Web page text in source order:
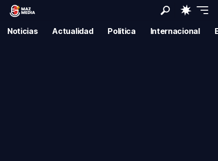
Noticias Actualidad Política Internacional